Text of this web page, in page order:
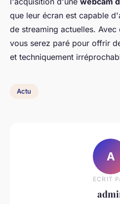
que leur écran est capable
de streaming actuelles.
vous serez paré pour offrir
et techniquement
Actu
A
ECRIT